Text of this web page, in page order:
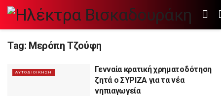
Tag: Μερόπη Τζούφη
ΑΥΤΟΔΙΟΙΚΗΣΗ
Γενναία κρατική χρηματοδότηση
ζητά ο ΣΥΡΙΖΑ για τα νέα
νηπιαγωγεία